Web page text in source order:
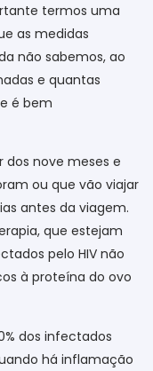
termos uma
as medidas
não sabemos, ao
e quantas
é bem
dos nove meses e
ou que vão viajar
antes da viagem.
que estejam
pelo HIV não
à proteína do ovo
dos infectados
há inflamação